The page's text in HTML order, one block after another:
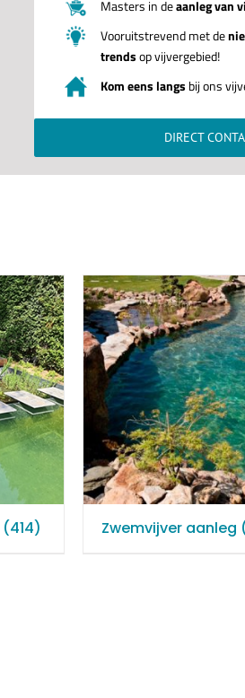
Masters in deaanleg van
Vooruitstrevend met de
trendsop vijvergebied!
Kom eens langs bij ons
DIRECT
(414) Zwemvijver aanleg